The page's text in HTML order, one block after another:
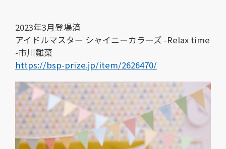
2023年3月登場済
アイドルマスター シャイニーカラーズ -Relax time
-市川雛菜
https://bsp-prize.jp/item/2626470/